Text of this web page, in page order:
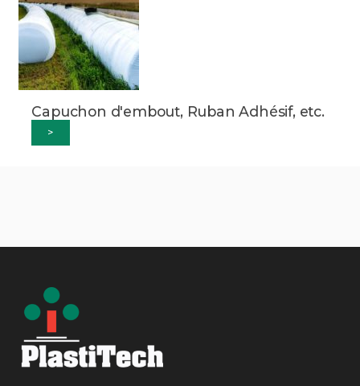
Capuchon d'embout, Ruban Adhésif, etc.
>